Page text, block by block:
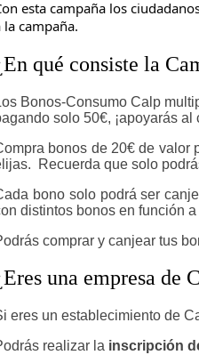
esta campaña los
la campaña.
qué consiste la
Bonos-Consumo Calp
solo 50€, ¡apoyarás
bonos de 20€ de valor
. Recuerda que solo
bono solo podrá ser
distintos bonos en función
comprar y canjear tus
una empresa de
eres un establecimiento de
realizar la inscripción